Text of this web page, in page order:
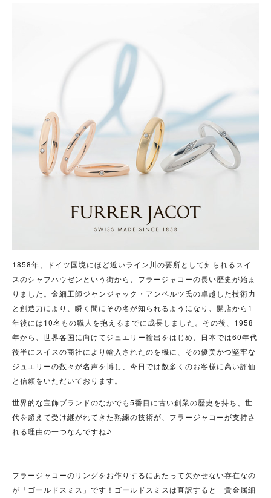
1858年、ドイツ国境にほど近いライン川の要所として知られるスイ
スのシャフハウゼンという街から、フラージャコーの長い歴史が始ま
りました。金細工師ジャンジャック・アンベルツ氏の卓越した技術力
と創造力により、瞬く間にその名が知られるようになり、開店から1
年後には10名もの職人を抱えるまでに成長しました。その後、1958
年から、世界各国に向けてジュエリー輸出をはじめ、日本では60年代
後半にスイスの商社により輸入されたのを機に、その優美かつ堅牢な
ジュエリーの数々が名声を博し、今日では数多くのお客様に高い評価
と信頼をいただいております。
世界的な宝飾ブランドのなかでも5番目に古い創業の歴史を持ち、世
代を超えて受け継がれてきた熟練の技術が、フラージャコーが支持さ
れる理由の一つなんですね♪
フラージャコーのリングをお作りするにあたって欠かせない存在なの
が「ゴールドスミス」です！ゴールドスミスは直訳すると「貴金属細